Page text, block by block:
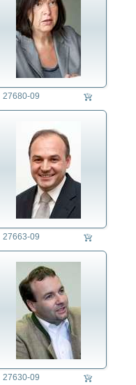
27680-09
27663-09
27630-09